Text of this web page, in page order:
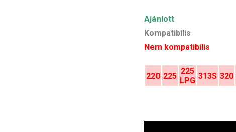
Ajánlott
Kompatibilis
Nem kompatibilis
220 225 225
LPG 313S 320